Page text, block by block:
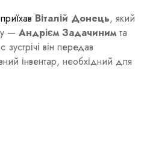
приїхав Віталій Донець, який
— Андрієм Задачиним та
зустрічі він передав
інвентар, необхідний для